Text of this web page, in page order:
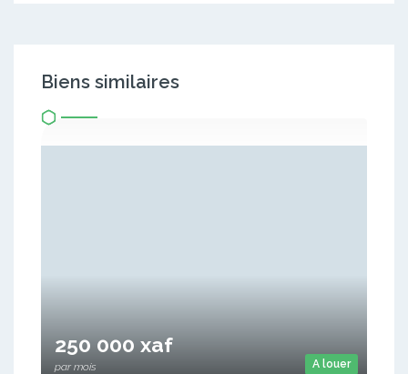
Biens similaires
A louer
250 000 xaf
par mois